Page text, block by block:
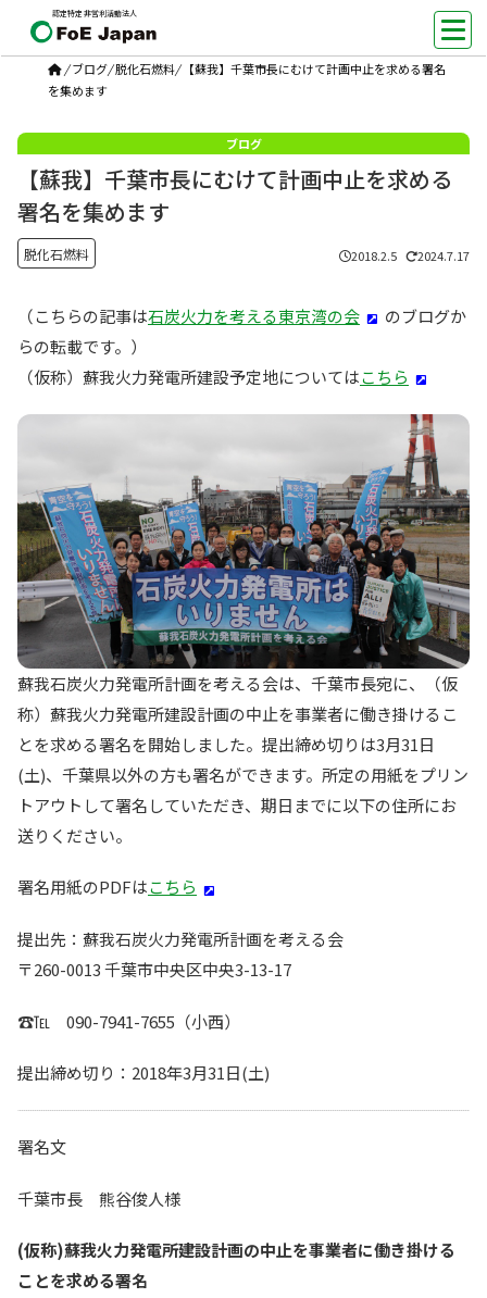
認定特定非営利活動法人
/ ブログ/脱化石燃料/
【蘇我】千葉市長にむけて計画中止を求める署名
を集めます
【蘇我】千葉市長にむけて計画中止を求める
署名を集めます
脱化石燃料 2018.2.5 2024.7.17
（こちらの記事は石炭火力を考える東京湾の会
のブログか
らの転載です。）
（仮称）蘇我火力発電所建設予定地についてはこちら
蘇我石炭火力発電所計画を考える会は、千葉市長宛に、（仮
称）蘇我火力発電所建設計画の中止を事業者に働き掛けるこ
とを求める署名を開始しました。提出締め切りは3月31日
(土)、千葉県以外の方も署名ができます。所定の用紙をプリン
トアウトして署名していただき、期日までに以下の住所にお
送りください。
署名用紙のPDFはこちら
提出先：蘇我石炭火力発電所計画を考える会
〒260-0013 千葉市中央区中央3-13-17
☎℡ 090-7941-7655（小西）
提出締め切り：2018年3月31日(土)
署名文
千葉市長 熊谷俊人様
(仮称)蘇我火力発電所建設計画の中止を事業者に働き掛ける
ことを求める署名